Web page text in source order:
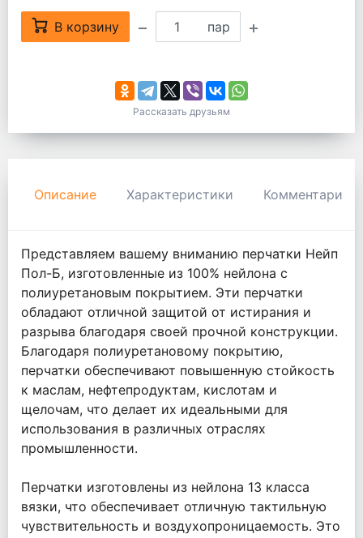
В корзину пар
Рассказать друзьям
Описание Характеристики Комментарии
Представляем вашему вниманию перчатки Нейп
Пол-Б, изготовленные из 100% нейлона с
полиуретановым покрытием. Эти перчатки
обладают отличной защитой от истирания и
разрыва благодаря своей прочной конструкции.
Благодаря полиуретановому покрытию,
перчатки обеспечивают повышенную стойкость
к маслам, нефтепродуктам, кислотам и
щелочам, что делает их идеальными для
использования в различных отраслях
промышленности.
Перчатки изготовлены из нейлона 13 класса
вязки, что обеспечивает отличную тактильную
чувствительность и воздухопроницаемость. Это